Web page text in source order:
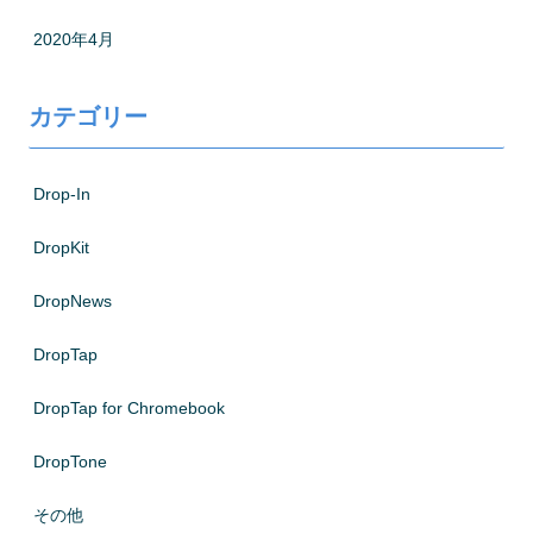
2020年4月
カテゴリー
Drop-In
DropKit
DropNews
DropTap
DropTap for Chromebook
DropTone
その他